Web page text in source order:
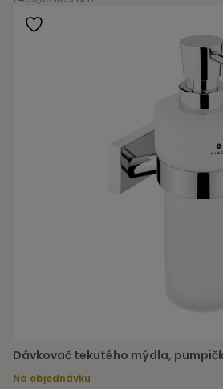
Dávkovač tekutého mýdla,
Na objednávku